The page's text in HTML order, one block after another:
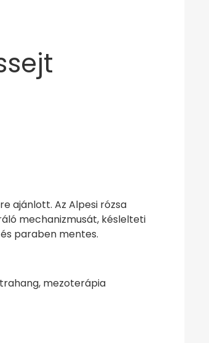
ajánlott. Az Alpesi rózsa
mechanizmusát, késlelteti
paraben mentes.
mezoterápia